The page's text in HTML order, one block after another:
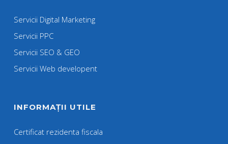
Servicii Digital Marketing
Servicii PPC
Servicii SEO & GEO
Servicii Web developent
INFORMAȚII UTILE
Certificat rezidenta fiscala